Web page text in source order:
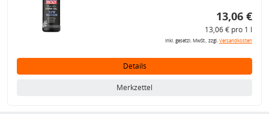
13,06 €
13,06 € pro 1 l
inkl. gesetzl. MwSt., zzgl.Versandkosten
Details
Merkzettel